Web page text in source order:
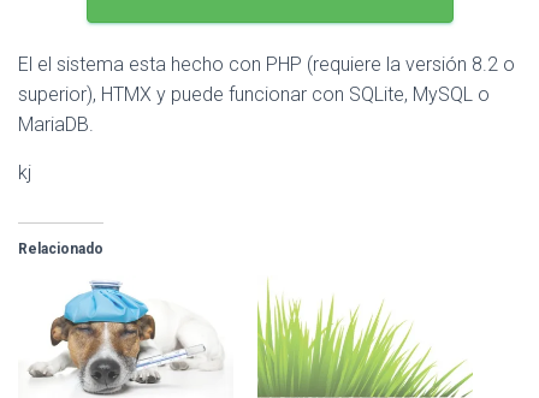
El el sistema esta hecho con PHP (requiere la versión 8.2 o
superior), HTMX y puede funcionar con SQLite, MySQL o
MariaDB.
kj
Relacionado